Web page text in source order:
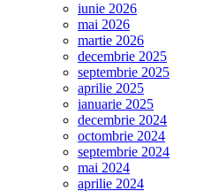
iunie 2026
mai 2026
martie 2026
decembrie 2025
septembrie 2025
aprilie 2025
ianuarie 2025
decembrie 2024
octombrie 2024
septembrie 2024
mai 2024
aprilie 2024